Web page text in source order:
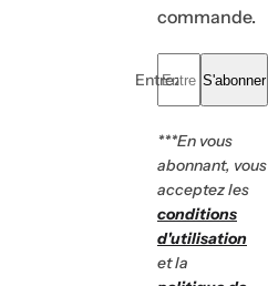
commande.
Entrez votre e-
S'abonner
***En vous
abonnant, vous
acceptez les
conditions
d'utilisation
et la